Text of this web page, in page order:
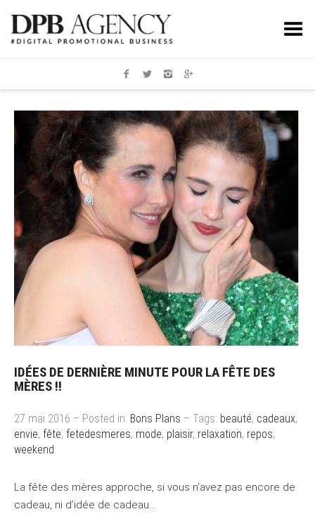
Toggle Menu
IDÉES DE DERNIÈRE MINUTE POUR LA FÊTE DES
MÈRES !!
27 mai 2016 – Posted in: Bons Plans – Tags: beauté, cadeaux,
envie, fête, fetedesmeres, mode, plaisir, relaxation, repos,
weekend
La fête des mères approche, si vous n’avez pas encore de
cadeau, ni d’idée de cadeau…